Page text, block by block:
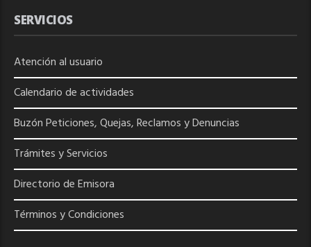
SERVICIOS
Atención al usuario
Calendario de actividades
Buzón Peticiones, Quejas, Reclamos y Denuncias
Trámites y Servicios
Directorio deEmisora
Términos y Condiciones